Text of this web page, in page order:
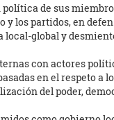
de sus
y los partidos, en
global y
con actores
en el respeto a
del poder,